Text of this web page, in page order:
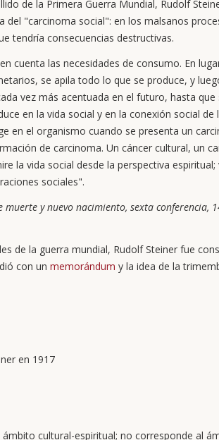
de la Primera Guerra Mundial, Rudolf
del "carcinoma social": en los malsanos
tendría consecuencias destructivas.
cuenta las necesidades de consumo. En
se apila todo lo que se produce, y
vez más acentuada en el futuro, hasta que
en la vida social y en la conexión social de
en el organismo cuando se presenta un
de carcinoma. Un cáncer cultural, un
la vida social desde la perspectiva
sociales".
y nuevo nacimiento, sexta conferencia,
de la guerra mundial, Rudolf Steiner fue
con un memorándum y la idea de la
en 1917
cultural-espiritual; no corresponde al